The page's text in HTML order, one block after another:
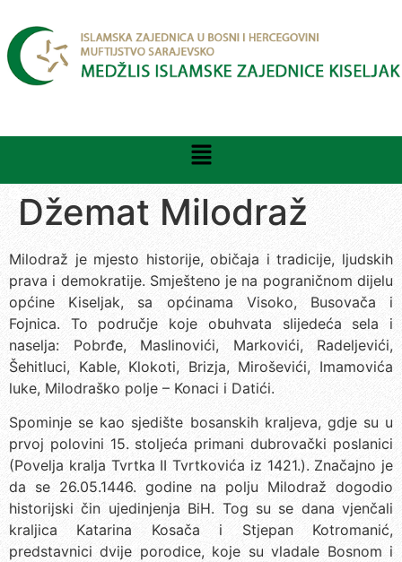
Džemat Milodraž
Milodraž je mjesto historije, običaja i tradicije, ljudskih
prava i demokratije. Smješteno je na pograničnom dijelu
općine Kiseljak, sa općinama Visoko, Busovača i
Fojnica. To područje koje obuhvata slijedeća sela i
naselja: Pobrđe, Maslinovići, Markovići, Radeljevići,
Šehitluci, Kable, Klokoti, Brizja, Miroševići, Imamovića
luke, Milodraško polje – Konaci i Datići.
Spominje se kao sjedište bosanskih kraljeva, gdje su u
prvoj polovini 15. stoljeća primani dubrovački poslanici
(Povelja kralja Tvrtka II Tvrtkovića iz 1421.). Značajno je
da se 26.05.1446. godine na polju Milodraž dogodio
historijski čin ujedinjenja BiH. Tog su se dana vjenčali
kraljica Katarina Kosača i Stjepan Kotromanić,
predstavnici dvije porodice, koje su vladale Bosnom i